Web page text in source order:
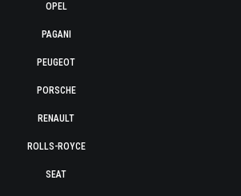
OPEL
PAGANI
PEUGEOT
PORSCHE
RENAULT
ROLLS-ROYCE
SEAT